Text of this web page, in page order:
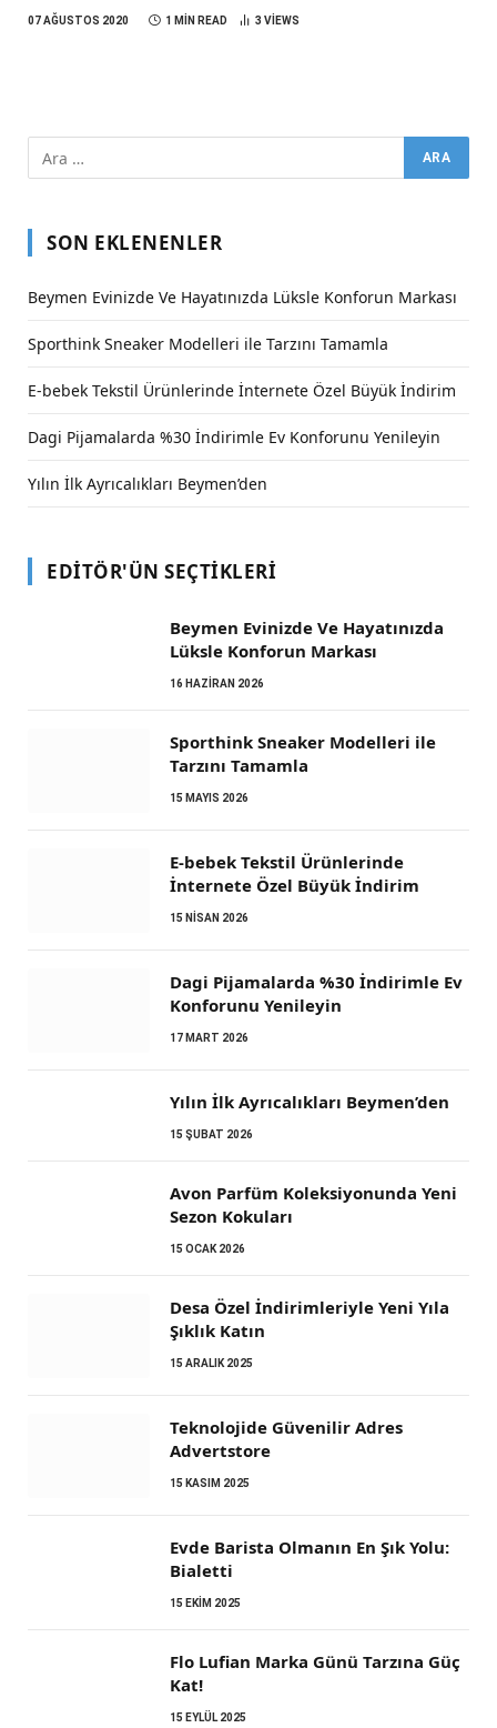
07 AĞUSTOS 2020 1 MIN READ 3 VIEWS
SON EKLENENLER
Beymen Evinizde Ve Hayatınızda Lüksle Konforun Markası
Sporthink Sneaker Modelleri ile Tarzını Tamamla
E-bebek Tekstil Ürünlerinde İnternete Özel Büyük İndirim
Dagi Pijamalarda %30 İndirimle Ev Konforunu Yenileyin
Yılın İlk Ayrıcalıkları Beymen’den
EDITÖR'ÜN SEÇTIKLERI
Beymen Evinizde Ve Hayatınızda
Lüksle Konforun Markası
16 HAZIRAN 2026
Sporthink Sneaker Modelleri ile
Tarzını Tamamla
15 MAYIS 2026
E-bebek Tekstil Ürünlerinde
İnternete Özel Büyük İndirim
15 NISAN 2026
Dagi Pijamalarda %30 İndirimle Ev
Konforunu Yenileyin
17 MART 2026
Yılın İlk Ayrıcalıkları Beymen’den
15 ŞUBAT 2026
Avon Parfüm Koleksiyonunda Yeni
Sezon Kokuları
15 OCAK 2026
Desa Özel İndirimleriyle Yeni Yıla
Şıklık Katın
15 ARALIK 2025
Teknolojide Güvenilir Adres
Advertstore
15 KASIM 2025
Evde Barista Olmanın En Şık Yolu:
Bialetti
15 EKIM 2025
Flo Lufian Marka Günü Tarzına Güç
Kat!
15 EYLÜL 2025